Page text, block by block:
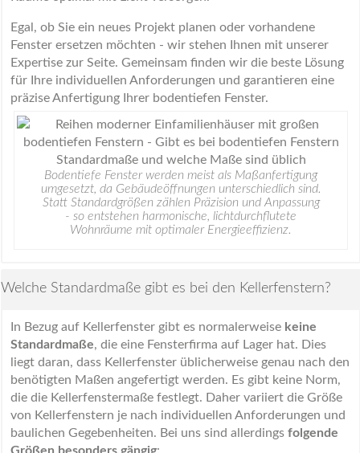
Egal, ob Sie ein neues Projekt planen oder vorhandene
Fenster ersetzen möchten - wir stehen Ihnen mit unserer
Expertise zur Seite. Gemeinsam finden wir die beste Lösung
für Ihre individuellen Anforderungen und garantieren eine
präzise Anfertigung Ihrer bodentiefen Fenster.
Bodentiefe Fenster werden meist als Maßanfertigung
umgesetzt, da Gebäudeöffnungen unterschiedlich sind.
Statt Standardgrößen zählen Präzision und Anpassung
- so entstehen harmonische, lichtdurchflutete
Wohnräume mit optimaler Energieeffizienz.
Welche Standardmaße gibt es bei den Kellerfenstern?
In Bezug auf Kellerfenster gibt es normalerweise keine
Standardmaße, die eine Fensterfirma auf Lager hat. Dies
liegt daran, dass Kellerfenster üblicherweise genau nach den
benötigten Maßen angefertigt werden. Es gibt keine Norm,
die die Kellerfenstermaße festlegt. Daher variiert die Größe
von Kellerfenstern je nach individuellen Anforderungen und
baulichen Gegebenheiten. Bei uns sind allerdings folgende